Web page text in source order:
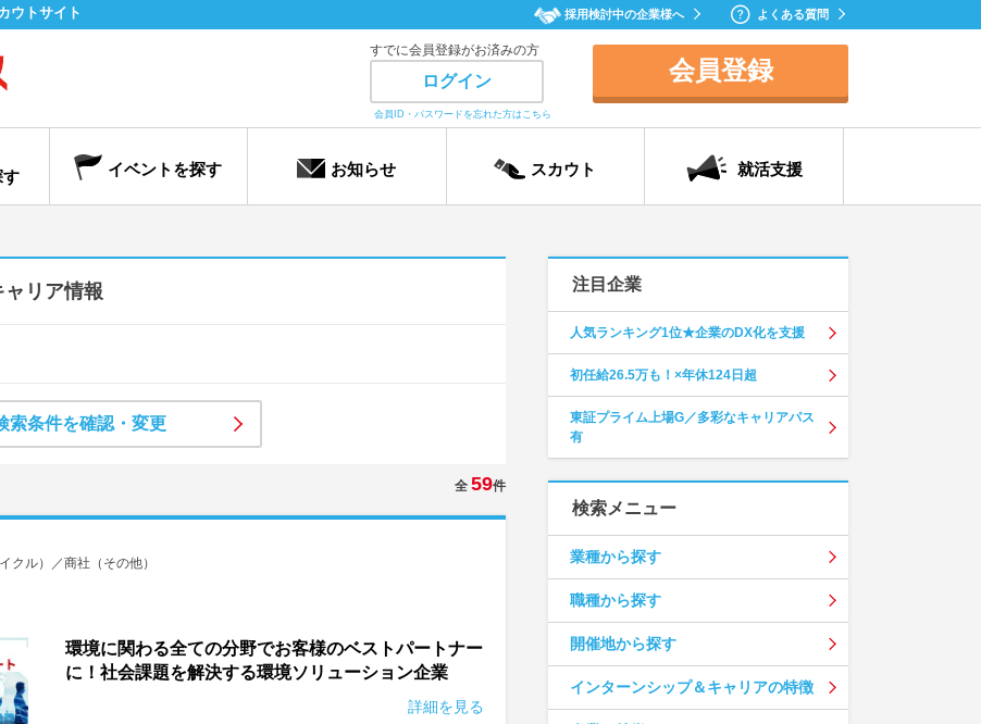
ウトサイト 採用検討中の企業様へ よくある質問
すでに会員登録がお済みの方
ログイン
会員ID・パスワードを忘れた方はこちら
会員登録
す
イベントを探す お知らせ スカウト 就活支援
リア情報
索条件を確認・変更
全 59件
クル）／商社（その他）
環境に関わる全ての分野でお客様のベストパートナー
に！社会課題を解決する環境ソリューション企業
詳細を見る
注目企業
人気ランキング1位★企業のDX化を支援
初任給26.5万も！×年休124日超
東証プライム上場G／多彩なキャリアパス
有
検索メニュー
業種から探す
職種から探す
開催地から探す
インターンシップ＆キャリアの特徴